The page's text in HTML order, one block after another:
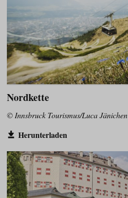
Nordkette
© Innsbruck Tourismus/Luca Jänichen
Herunterladen